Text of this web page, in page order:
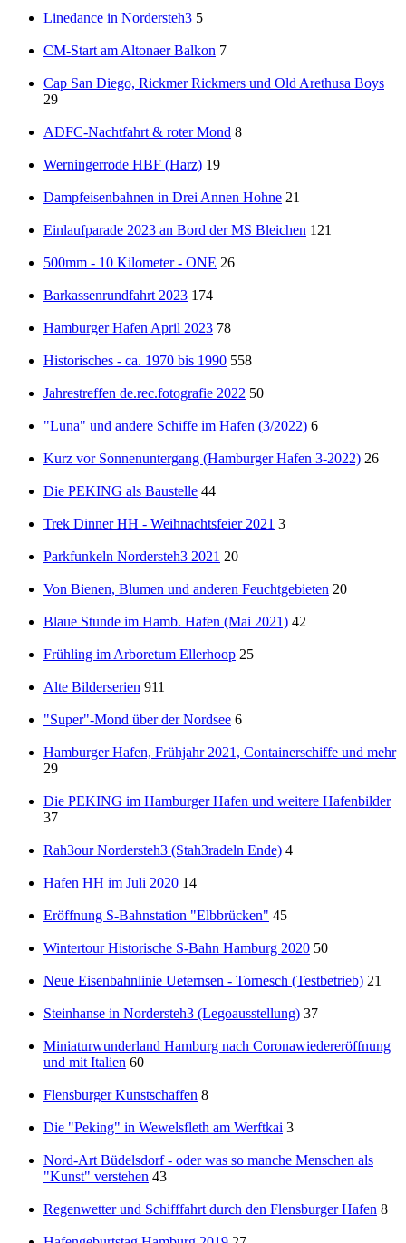
Linedance in Nordersteh3 5
CM-Start am Altonaer Balkon 7
Cap San Diego, Rickmer Rickmers und Old Arethusa Boys
29
ADFC-Nachtfahrt & roter Mond 8
Werningerrode HBF (Harz) 19
Dampfeisenbahnen in Drei Annen Hohne 21
Einlaufparade 2023 an Bord der MS Bleichen 121
500mm - 10 Kilometer - ONE 26
Barkassenrundfahrt 2023 174
Hamburger Hafen April 2023 78
Historisches - ca. 1970 bis 1990 558
Jahrestreffen de.rec.fotografie 2022 50
"Luna" und andere Schiffe im Hafen (3/2022) 6
Kurz vor Sonnenuntergang (Hamburger Hafen 3-2022) 26
Die PEKING als Baustelle 44
Trek Dinner HH - Weihnachtsfeier 2021 3
Parkfunkeln Nordersteh3 2021 20
Von Bienen, Blumen und anderen Feuchtgebieten 20
Blaue Stunde im Hamb. Hafen (Mai 2021) 42
Frühling im Arboretum Ellerhoop 25
Alte Bilderserien 911
"Super"-Mond über der Nordsee 6
Hamburger Hafen, Frühjahr 2021, Containerschiffe und mehr
29
Die PEKING im Hamburger Hafen und weitere Hafenbilder
37
Rah3our Nordersteh3 (Stah3radeln Ende) 4
Hafen HH im Juli 2020 14
Eröffnung S-Bahnstation "Elbbrücken" 45
Wintertour Historische S-Bahn Hamburg 2020 50
Neue Eisenbahnlinie Ueternsen - Tornesch (Testbetrieb) 21
Steinhanse in Nordersteh3 (Legoausstellung) 37
Miniaturwunderland Hamburg nach Coronawiedereröffnung
und mit Italien 60
Flensburger Kunstschaffen 8
Die "Peking" in Wewelsfleth am Werftkai 3
Nord-Art Büdelsdorf - oder was so manche Menschen als
"Kunst" verstehen 43
Regenwetter und Schifffahrt durch den Flensburger Hafen 8